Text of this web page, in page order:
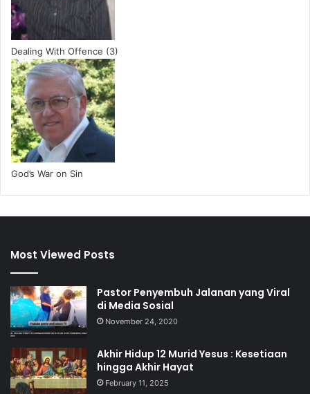
Dealing With Offence (3)
God’s War on Sin
Most Viewed Posts
Pastor Penyembuh Jalanan yang Viral
di Media Sosial
November 24, 2020
Akhir Hidup 12 Murid Yesus : Kesetiaan
hingga Akhir Hayat
February 11, 2025